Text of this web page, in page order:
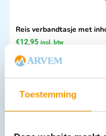
Toestemming
Reis verbandtasje met
€12,95 incl. btw
11.88 excl. btw